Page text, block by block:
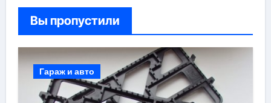
Вы пропустили
Гараж и авто